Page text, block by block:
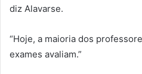
diz Alavarse.
“Hoje, a maioria dos
exames avaliam.”